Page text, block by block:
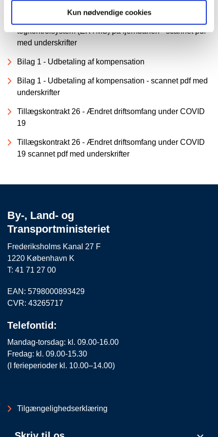
Kun nødvendige cookies
Tillægskontrakt 25 - Arrivas testkørsler og deltagelse i
Commissioning Board i forbindelse med nyt signal- og
togkontrolsystem (ERTMS) på fjernbanen - scannet pdf
med underskrifter
Bilag 1 - Udbetaling af kompensation
Bilag 1 - Udbetaling af kompensation - scannet pdf med
underskrifter
Tillægskontrakt 26 - Ændret driftsomfang under COVID
19
Tillægskontrakt 26 - Ændret driftsomfang under COVID
19 scannet pdf med underskrifter
By-, Land- og
Transportministeriet
Frederiksholms Kanal 27 F
1220 København K
T: 41 71 27 00
EAN: 5798000893429
CVR: 43265717
Telefontid:
Mandag-torsdag: kl. 09.00-16.00
Fredag: kl. 09.00-15.30
(I ferieperioder kl. 10.00–14.00)
Tilgængelighedserklæring